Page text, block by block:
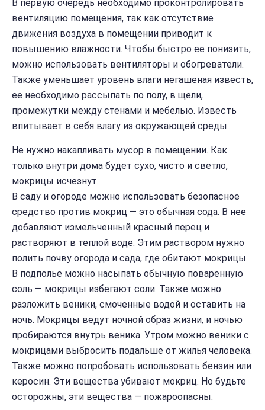
В первую очередь необходимо проконтролировать
вентиляцию помещения, так как отсутствие
движения воздуха в помещении приводит к
повышению влажности. Чтобы быстро ее понизить,
можно использовать вентиляторы и обогреватели.
Также уменьшает уровень влаги негашеная известь,
ее необходимо рассыпать по полу, в щели,
промежутки между стенами и мебелью. Известь
впитывает в себя влагу из окружающей среды.
Не нужно накапливать мусор в помещении. Как
только внутри дома будет сухо, чисто и светло,
мокрицы исчезнут.
В саду и огороде можно использовать безопасное
средство против мокриц — это обычная сода. В нее
добавляют измельченный красный перец и
растворяют в теплой воде. Этим раствором нужно
полить почву огорода и сада, где обитают мокрицы.
В подполье можно насыпать обычную поваренную
соль — мокрицы избегают соли. Также можно
разложить веники, смоченные водой и оставить на
ночь. Мокрицы ведут ночной образ жизни, и ночью
пробираются внутрь веника. Утром можно веники с
мокрицами выбросить подальше от жилья человека.
Также можно попробовать использовать бензин или
керосин. Эти вещества убивают мокриц. Но будьте
осторожны, эти вещества — пожароопасны.